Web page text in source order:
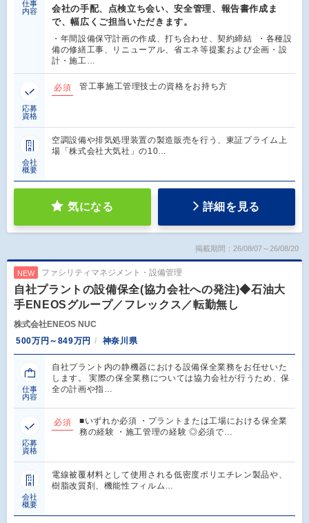
仕事
内容
会社の手配、点検立ち会い、安全管理、報告書作成ま
で、幅広くご担当いただきます。
・年間設備保守計画の作成、打ち合わせ、契約締結 ・各種設
備の修繕工事、リニューアル、省エネ等提案および企画・設
計・施工…
応募
資格
必須 管工事施工管理技士の資格をお持ち方
会社
概要
空調設備や排気処理装置の製造販売を行う、東証プライム上
場「株式会社大気社」の10…
気になる 詳細を見る
掲載期間：26/08/07～26/08/20
NEW ファシリティマネジメント・設備管理
自社プラントの設備保全(協力会社への発注)◆石油大
手ENEOSグループ／フレックス／転勤無し
株式会社ENEOS NUC
500万円～849万円
神奈川県
仕事
内容
自社プラント内の静機器における設備保全業務をお任せいた
します。 実際の保全業務については協力会社が行うため、保
全の計画や指…
応募
資格
必須
■いずれか必須 ・プラントまたは工場における保全業
務の経験 ・施工管理の経験 ◎必須で…
会社
概要
電線被覆材料として使用される低密度ポリエチレン製品や、
樹脂改質剤、機能性フィルム…